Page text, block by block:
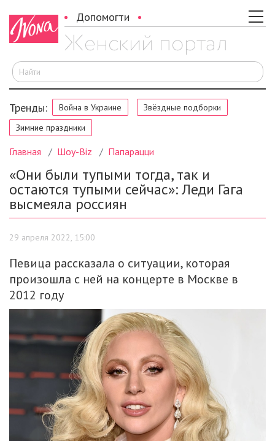
Допомогти
Тренды: Война в Украине
Звёздные подборки
Зимние праздники
Главная Шоу-Biz Папарацци
«Они были тупыми тогда, так и
остаются тупыми сейчас»: Леди Гага
высмеяла россиян
29 апреля 2022, 15:00
Певица рассказала о ситуации, которая
произошла с ней на концерте в Москве в
2012 году